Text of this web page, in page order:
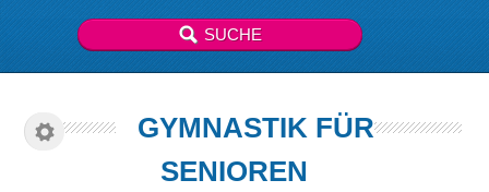
GYMNASTIK FÜR
SENIOREN